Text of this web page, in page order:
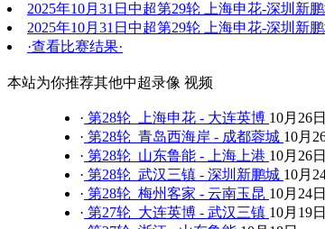
2025年10月31日中超第29轮 上海申花-深圳新
2025年10月31日中超第29轮 上海申花-深圳新
·查看比赛结果·
本站为你推荐其他中超录像 视频
· 第28轮 上海申花 - 大连英博 10月26日
· 第28轮 青岛西海岸 - 成都蓉城 10月
· 第28轮 山东鲁能 - 上海上港 10月26日
· 第28轮 武汉三镇 - 深圳新鹏城 10月
· 第28轮 梅州客家 - 云南玉昆 10月24日
· 第27轮 大连英博 - 武汉三镇 10月19日